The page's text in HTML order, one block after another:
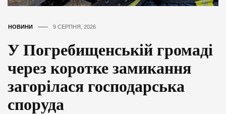
НОВИНИ 9 СЕРПНЯ, 2026
У Погребищенській громаді
через коротке замикання
загорілася господарська
споруда